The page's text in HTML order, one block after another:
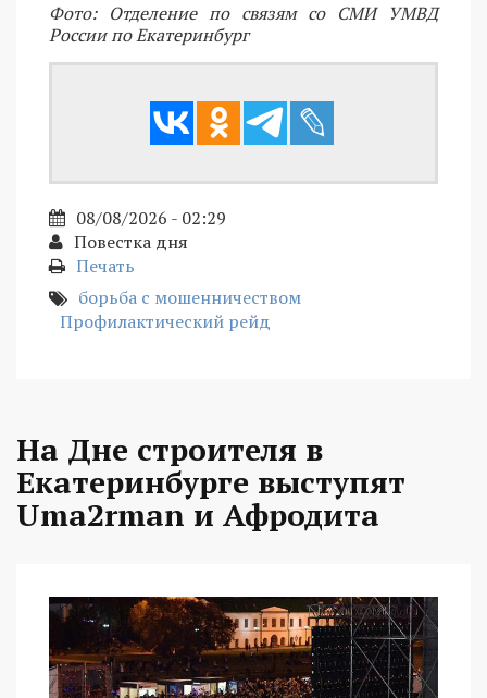
Фото: Отделение по связям со СМИ УМВД
России по Екатеринбург
08/08/2026 - 02:29
Повестка дня
Печать
борьба с мошенничеством
Профилактический рейд
На Дне строителя в
Екатеринбурге выступят
Uma2rman и Афродита